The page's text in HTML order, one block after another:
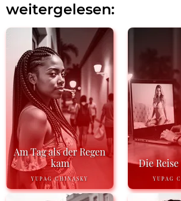
weitergelesen:
Am Tag als der Regen
kam
YUPAG CHINASKY
Die
YUPAG